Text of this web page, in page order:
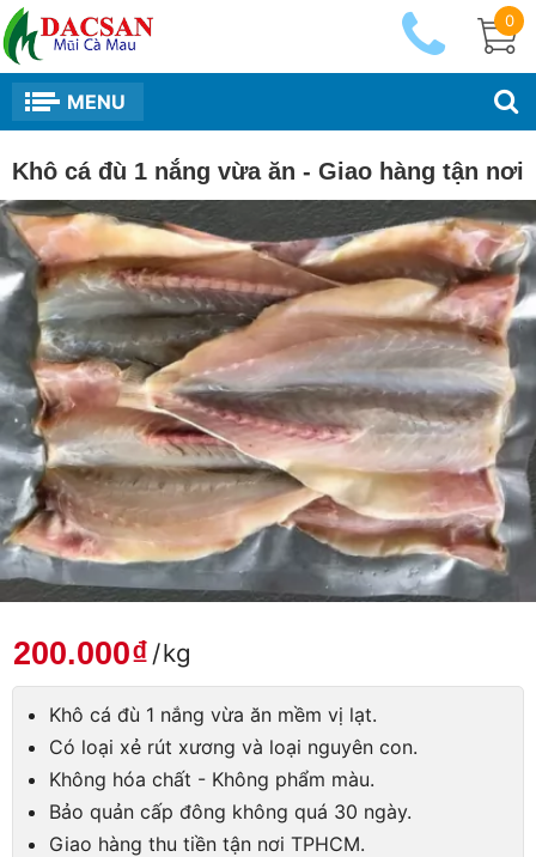
0
MENU
Khô cá đù 1 nắng vừa ăn - Giao hàng tận nơi
200.000₫ /kg
Khô cá đù 1 nắng vừa ăn mềm vị lạt.
Có loại xẻ rút xương và loại nguyên con.
Không hóa chất - Không phẩm màu.
Bảo quản cấp đông không quá 30 ngày.
Giao hàng thu tiền tận nơi TPHCM.